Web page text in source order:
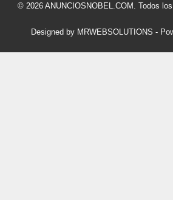
© 2026 ANUNCIOSNOBEL.COM. Todos
Designed by MRWEBSOLUTIONS -